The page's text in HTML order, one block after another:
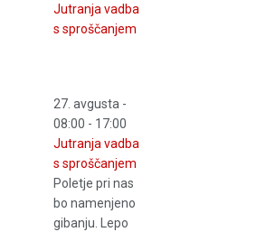
Jutranja vadba
s sproščanjem
27. avgusta -
08:00 - 17:00
Jutranja vadba
s sproščanjem
Poletje pri nas
bo namenjeno
gibanju. Lepo